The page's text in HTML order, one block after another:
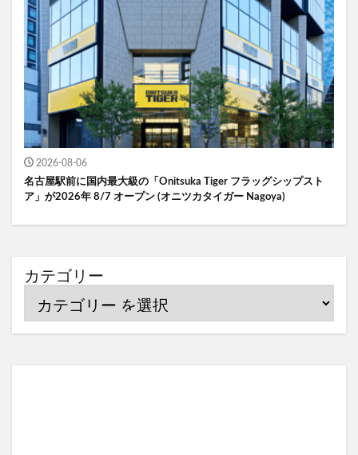
2026-08-06
名古屋駅前に国内最大級の「Onitsuka Tiger フラッグシップスト
ア」が2026年 8/7 オープン (オニツカタイガー Nagoya)
カテゴリー